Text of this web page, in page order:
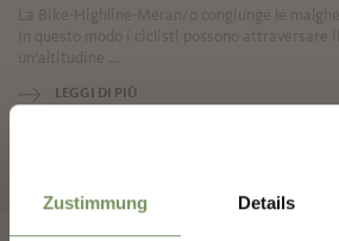
Zustimmung Details
LEGGI DI PIÙ